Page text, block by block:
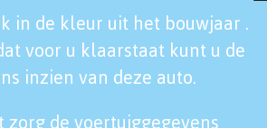
in de kleur uit het bouwjaar .
voor u klaarstaat kunt u de
inzien van deze auto.
zorg de voertuiggegevens